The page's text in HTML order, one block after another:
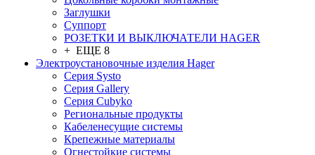
Заглушки
Суппорт
РОЗЕТКИ И ВЫКЛЮЧАТЕЛИ HAGER
+ ЕЩЕ 8
Электроустановочные изделия Hager
Серия Systo
Серия Gallery
Серия Cubyko
Региональные продукты
Кабеленесущие системы
Крепежные материалы
Огнестойкие системы